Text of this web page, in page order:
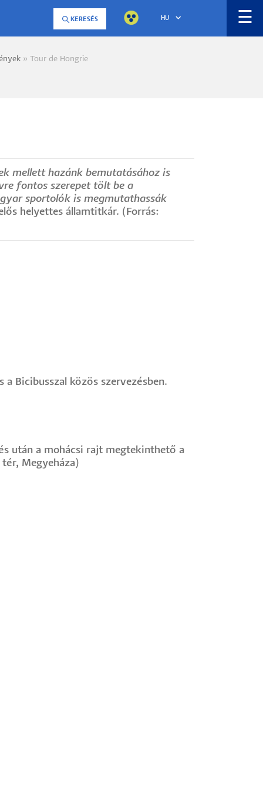
KERESÉS HU ☰
Tour de Hongrie
mellett hazánk bemutatásához is
fontos szerepet tölt be a
sportolók is megmutathassák
helyettes államtitkár. (Forrás:
Bicibusszal közös szervezésben.
után a mohácsi rajt megtekinthető a
Megyeháza)